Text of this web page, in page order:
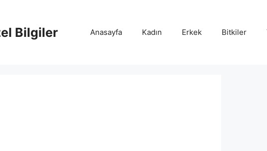
Bilgiler Anasayfa Kadın Erkek Bitkiler